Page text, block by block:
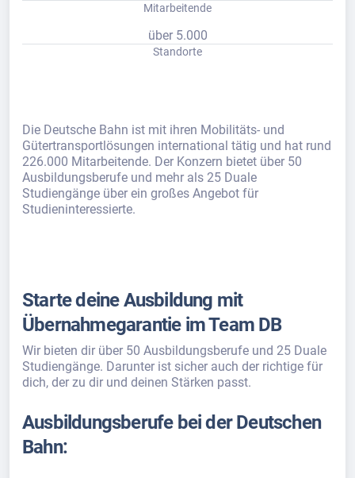
Mitarbeitende
über 5.000
Standorte
Die Deutsche Bahn ist mit ihren Mobilitäts- und
Gütertransportlösungen international tätig und hat rund
226.000 Mitarbeitende. Der Konzern bietet über 50
Ausbildungsberufe und mehr als 25 Duale
Studiengänge über ein großes Angebot für
Studieninteressierte.
Starte deine Ausbildung mit
Übernahmegarantie im Team DB
Wir bieten dir über 50 Ausbildungsberufe und 25 Duale
Studiengänge. Darunter ist sicher auch der richtige für
dich, der zu dir und deinen Stärken passt.
Ausbildungsberufe bei der Deutschen
Bahn: